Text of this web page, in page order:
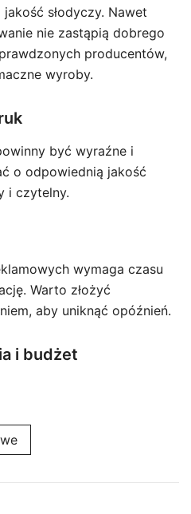
słodyczy. Nawet
nie zastąpią dobrego
producentów,
wyroby.
być wyraźne i
o odpowiednią jakość
i czytelny.
wymaga czasu
Warto złożyć
aby uniknąć opóźnień.
i budżet